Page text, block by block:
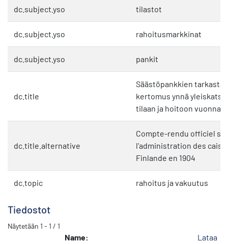
dc.subject.yso tilastot
dc.subject.yso rahoitusmarkkinat
dc.subject.yso pankit
dc.title
Säästöpankkien
kertomus ynnä
tilaan ja hoitoon vuonna
dc.title.alternative
Compte-rendu officiel
l'administration des
Finlande en 1904
dc.topic rahoitus ja vakuutus
Tiedostot
Näytetään 1 - 1 / 1
Name:
Lataa